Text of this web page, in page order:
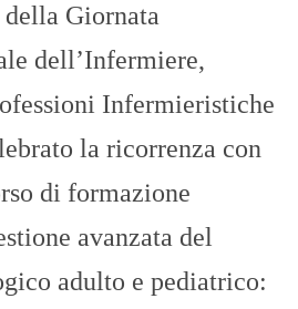
Giornata
dell’Infermiere,
Infermieristiche
la ricorrenza con
di formazione
avanzata del
adulto e pediatrico: